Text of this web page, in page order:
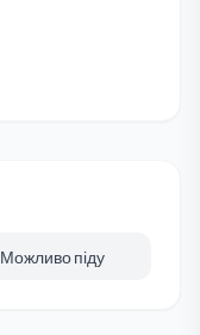
Можливо піду